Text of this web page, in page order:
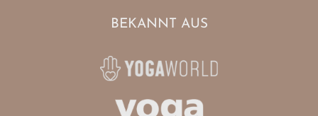
BEKANNT AUS